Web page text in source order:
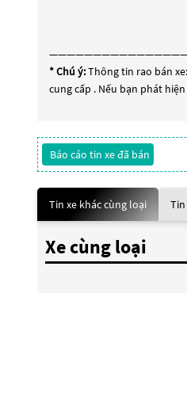
* Chú ý:Thông tin rao bán
cung cấp . Nếu bạn phát
Báo cáo tin xe đã bán
Tin xe khác cùng loại
Xe cùng loại